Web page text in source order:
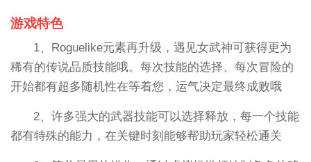
游戏特色
1、Roguelike元素再升级，遇见女武神可获得更为
稀有的传说品质技能哦。每次技能的选择、每次冒险的
开始都有超多随机性在等着您，运气决定最终成败哦
2、许多强大的武器技能可以选择释放，每一个技能
都有特殊的能力，在关键时刻能够帮助玩家轻松通关